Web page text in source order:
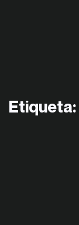
Etiqueta: